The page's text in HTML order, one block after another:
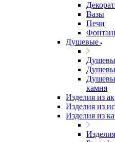
Вазы
Печи
Душевые
камня
Изделия из
Изделия из
Изделия из